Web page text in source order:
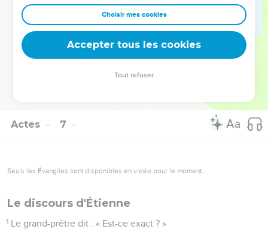
lieu saint et contre la loi ;
nous l'avons entendu dire que Jésus, ce Nazaréen,
détruira ce lieu et changera les coutumes que Moïse nous a
transmises. »
Tous ceux qui siégeaient au sanhédrin avaient les regards
Actes 7
Seuls les Évangiles sont disponibles en vidéo pour le moment.
Le discours d'Étienne
1 Le grand-prêtre dit : « Est-ce exact ? »
Choisir mes cookies
Accepter tous les cookies
Tout refuser